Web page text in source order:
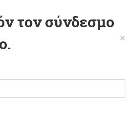
τον σύνδεσμο
×